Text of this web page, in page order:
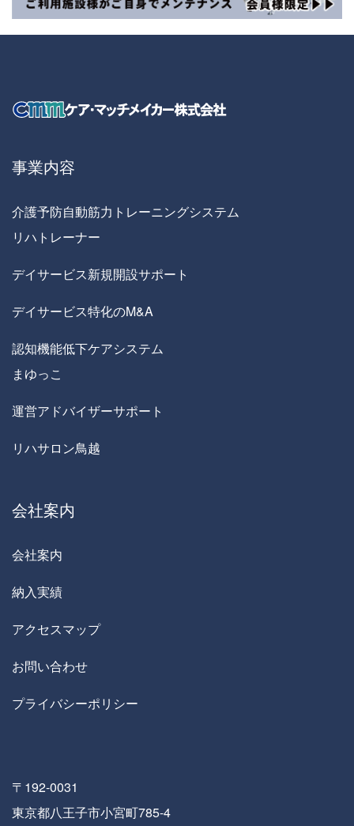
事業内容
介護予防自動筋力トレーニングシステム
リハトレーナー
デイサービス新規開設サポート
デイサービス特化のM&A
認知機能低下ケアシステム
まゆっこ
運営アドバイザーサポート
リハサロン鳥越
会社案内
会社案内
納入実績
アクセスマップ
お問い合わせ
プライバシーポリシー
〒192-0031
東京都八王子市小宮町785-4